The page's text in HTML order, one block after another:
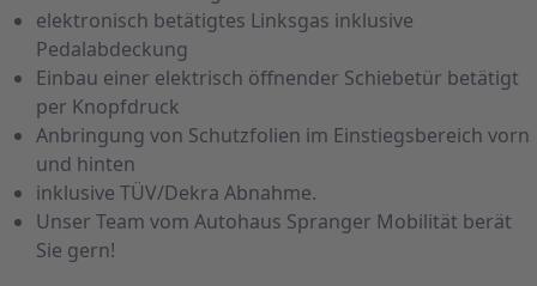
elektronisch betätigtes Linksgas inklusive
Pedalabdeckung
Einbau einer elektrisch öffnender Schiebetür betätigt
per Knopfdruck
Anbringung von Schutzfolien im Einstiegsbereich vorn
und hinten
inklusive TÜV/Dekra Abnahme.
Unser Team vom Autohaus Spranger Mobilität berät
Sie gern!